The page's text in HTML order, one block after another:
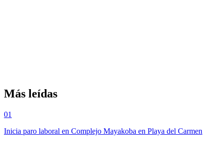
Más leídas
01
Inicia paro laboral en Complejo Mayakoba en Playa del Carmen